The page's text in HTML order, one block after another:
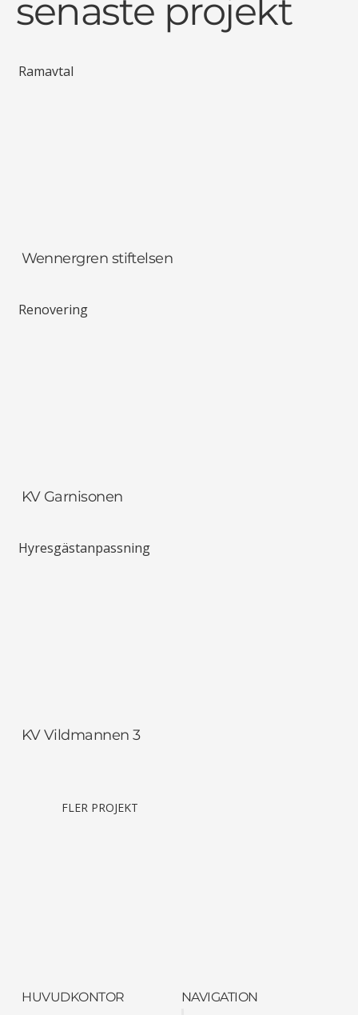
Wennergren stiftelsen
Ramavtal
KV Garnisonen
Renovering
KV Vildmannen 3
Hyresgästanpassning
senaste projekt
FLER PROJEKT
HUVUDKONTOR
NAVIGATION